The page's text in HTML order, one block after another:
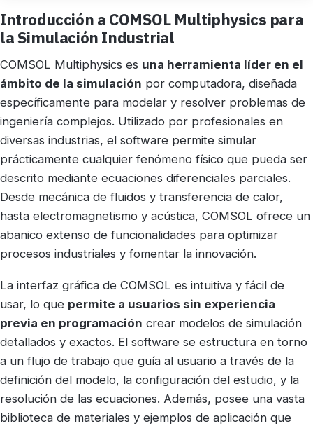
Introducción a COMSOL Multiphysics para
la Simulación Industrial
COMSOL Multiphysics es una herramienta líder en el
ámbito de la simulación por computadora, diseñada
específicamente para modelar y resolver problemas de
ingeniería complejos. Utilizado por profesionales en
diversas industrias, el software permite simular
prácticamente cualquier fenómeno físico que pueda ser
descrito mediante ecuaciones diferenciales parciales.
Desde mecánica de fluidos y transferencia de calor,
hasta electromagnetismo y acústica, COMSOL ofrece un
abanico extenso de funcionalidades para optimizar
procesos industriales y fomentar la innovación.
La interfaz gráfica de COMSOL es intuitiva y fácil de
usar, lo que permite a usuarios sin experiencia
previa en programación crear modelos de simulación
detallados y exactos. El software se estructura en torno
a un flujo de trabajo que guía al usuario a través de la
definición del modelo, la configuración del estudio, y la
resolución de las ecuaciones. Además, posee una vasta
biblioteca de materiales y ejemplos de aplicación que